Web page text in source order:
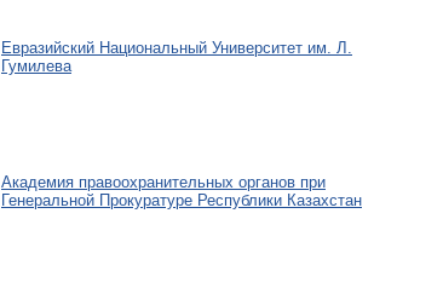
Евразийский Национальный Университет им. Л.
Гумилева
Академия правоохранительных органов при
Генеральной Прокуратуре Республики Казахстан